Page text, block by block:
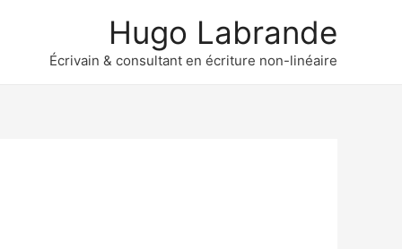
Hugo Labrande
Écrivain & consultant en écriture non-linéaire